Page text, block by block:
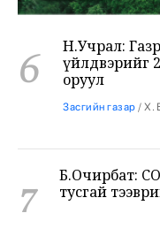
6
Н.Учрал:
оруул
Засгийн газар/Х.
7 Өрнөл /Х.